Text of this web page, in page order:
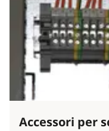
Accessori per